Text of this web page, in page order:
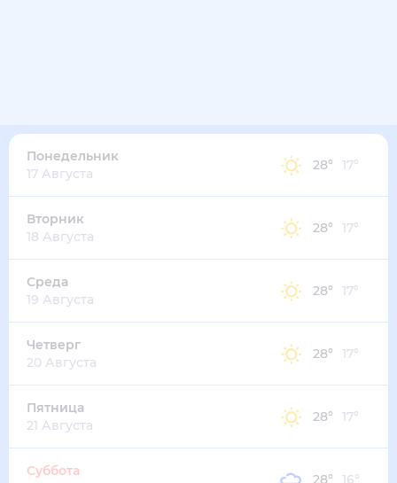
Понедельник
17 Августа
28° 17°
Вторник
18 Августа
28° 17°
Среда
19 Августа
28° 17°
Четверг
20 Августа
28° 17°
Пятница
21 Августа
28° 17°
Суббота
28° 16°